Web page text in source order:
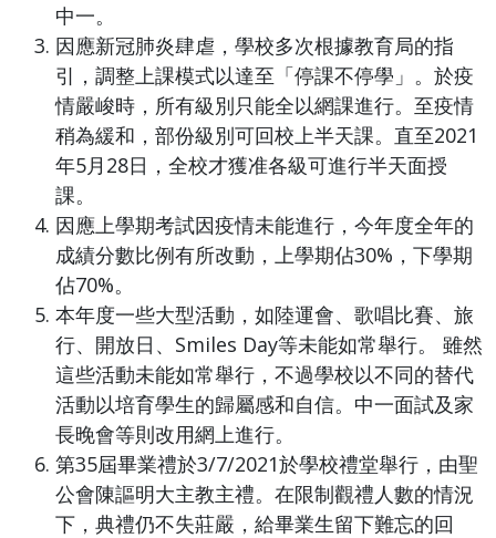
中一。
因應新冠肺炎肆虐，學校多次根據教育局的指
引，調整上課模式以達至「停課不停學」。於疫
情嚴峻時，所有級別只能全以網課進行。至疫情
稍為緩和，部份級別可回校上半天課。直至2021
年5月28日，全校才獲准各級可進行半天面授
課。
因應上學期考試因疫情未能進行，今年度全年的
成績分數比例有所改動，上學期佔30%，下學期
佔70%。
本年度一些大型活動，如陸運會、歌唱比賽、旅
行、開放日、Smiles Day等未能如常舉行。 雖然
這些活動未能如常舉行，不過學校以不同的替代
活動以培育學生的歸屬感和自信。中一面試及家
長晚會等則改用網上進行。
第35屆畢業禮於3/7/2021於學校禮堂舉行，由聖
公會陳謳明大主教主禮。在限制觀禮人數的情況
下，典禮仍不失莊嚴，給畢業生留下難忘的回